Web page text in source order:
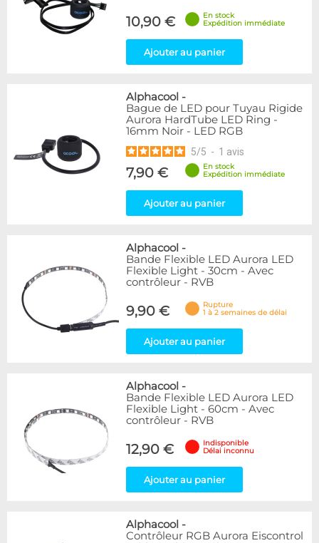
10,90 €
En stock
Expédition immédiate
Ajouter au panier
Alphacool -
Bague de LED pour Tuyau Rigide
Aurora HardTube LED Ring -
16mm Noir - LED RGB
5/5 - 1 avis
7,90 €
En stock
Expédition immédiate
Ajouter au panier
Alphacool -
Bande Flexible LED Aurora LED
Flexible Light - 30cm - Avec
contrôleur - RVB
9,90 €
Rupture
1 à 2 semaines de délai
Ajouter au panier
Alphacool -
Bande Flexible LED Aurora LED
Flexible Light - 60cm - Avec
contrôleur - RVB
12,90 €
Indisponible
Délai inconnu
Ajouter au panier
Alphacool -
Contrôleur RGB Aurora Eiscontrol